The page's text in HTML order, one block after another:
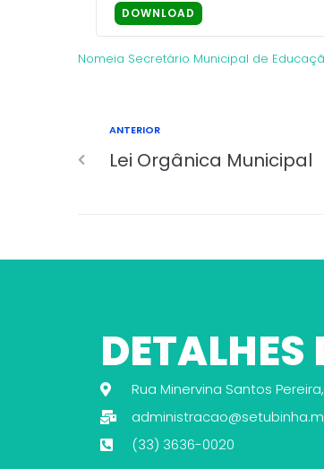
DOWNLOAD
Nomeia Secretário Municipal de
ANTERIOR
Lei Orgânica Municipal
Rua Minervina Santos
(33) 3636-0020